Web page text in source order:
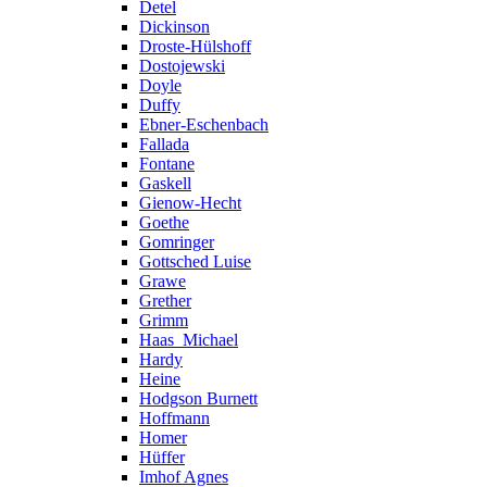
Detel
Dickinson
Droste-Hülshoff
Dostojewski
Doyle
Duffy
Ebner-Eschenbach
Fallada
Fontane
Gaskell
Gienow-Hecht
Goethe
Gomringer
Gottsched Luise
Grawe
Grether
Grimm
Haas_Michael
Hardy
Heine
Hodgson Burnett
Hoffmann
Homer
Hüffer
Imhof Agnes